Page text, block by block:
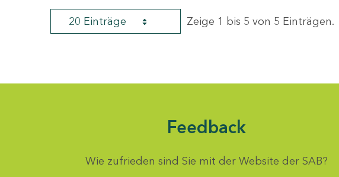
20 Einträge Zeige 1 bis 5 von 5 Einträgen.
Feedback
Wie zufrieden sind Sie mit der Website der SAB?